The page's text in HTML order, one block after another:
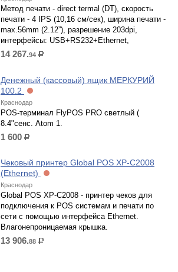
Метод печати - direct termal (DT), скорость
печати - 4 IPS (10,16 см/сек), ширина печати -
max.56mm (2.12”), разрешение 203dpi,
интерфейсы: USB+RS232+Ethernet,
14 267.94 р.
Денежный (кассовый) ящик МЕРКУРИЙ
100.2
Краснодар
POS-терминал FlyPOS PRO светлый (
8.4"сенс. Atom 1.
1 600 р.
Чековый принтер Global POS XP-C2008
(Ethernet)
Краснодар
Global POS XP-C2008 - принтер чеков для
подключения к POS системам и печати по
сети с помощью интерфейса Ethernet.
Влагонепроницаемая крышка.
13 906.88 р.